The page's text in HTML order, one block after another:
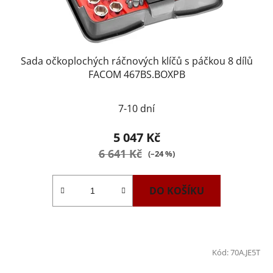
Sada očkoplochých ráčnových klíčů s páčkou 8 dílů
FACOM 467BS.BOXPB
hodnocení
produktu
je
7-10 dní
5 047 Kč
6 641 Kč (–24 %)
DO KOŠÍKU
Kód:70A.JE5T